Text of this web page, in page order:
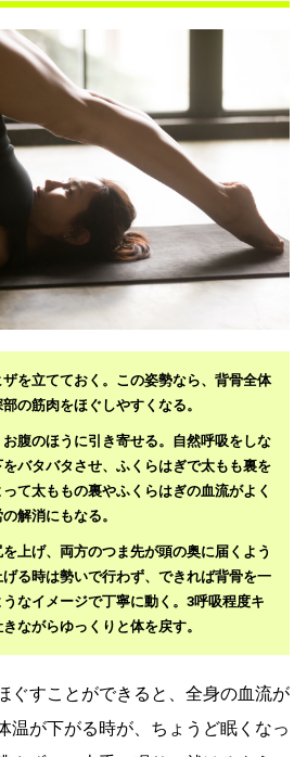
を立てておく。この姿勢なら、背骨全体
の筋肉をほぐしやすくなる。
腹のほうに引き寄せる。自然呼吸をしな
バタバタさせ、ふくらはぎで太もも裏を
て太ももの裏やふくらはぎの血流がよく
解消にもなる。
上げ、両方のつま先が頭の奥に届くよう
る時は勢いで行わず、できれば背骨を一
なイメージで丁寧に動く。3呼吸程度キ
ながらゆっくりと体を戻す。
ぐすことができると、全身の血流が
温が下がる時が、ちょうど眠くなっ